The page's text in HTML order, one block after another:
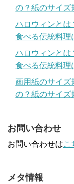
の？紙のサイズ
ハロウィンとは
食べる伝統料理
ハロウィンとは
食べる伝統料理
画用紙のサイズ
の？紙のサイズ
お問い合わせ
お問い合わせはこ
メタ情報